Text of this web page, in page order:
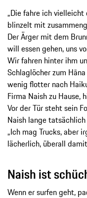
„Die fahre ich vielleicht
blinzelt mit
Der Ärger mit dem
will essen gehen, uns
Wir fahren hinter ihm
Schlaglöcher zum
wenig flotter nach
Firma Naish zu Hause,
Vor der Tür steht sein
Naish lange
„Ich mag Trucks, aber
lächerlich, überall
Naish ist
Wenn er surfen geht,